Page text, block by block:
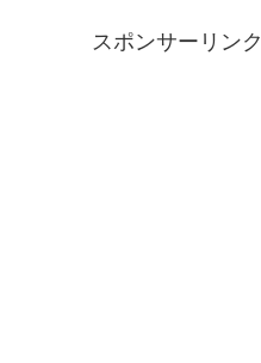
スポンサーリンク